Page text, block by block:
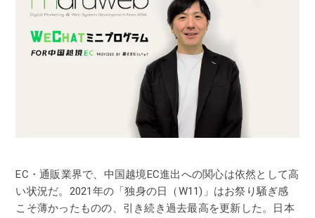
EC・通販業界で、中国越境EC進出への関心は依然として高
い状況だ。2021年の「独身の日（W11)」はお祭り騒ぎ感
こそ薄かったものの、引き続き過去最高を更新した。日本